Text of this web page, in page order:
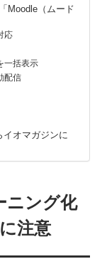
Moodle（ムード
応
一括表示
配信
イオマガジンに
ニング化
注意